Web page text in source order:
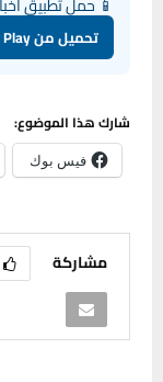
تحميل من Google Play
شارك هذا الموضوع:
فيس بوك
مشاركة